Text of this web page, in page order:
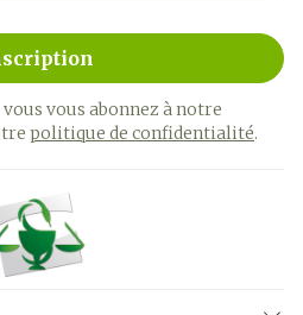
vous abonnez à notre
politique de confidentialité.